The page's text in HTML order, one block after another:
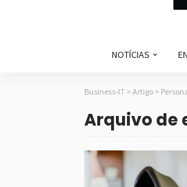
NOTÍCIAS
Business-IT > Artigo >
Arquivo de